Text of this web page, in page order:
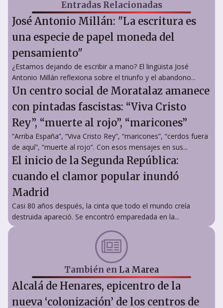
Entradas Relacionadas
José Antonio Millán: "La escritura es
una especie de papel moneda del
pensamiento"
¿Estamos dejando de escribir a mano? El lingüista José
Antonio Millán reflexiona sobre el triunfo y el abandono...
Un centro social de Moratalaz amanece
con pintadas fascistas: “Viva Cristo
Rey”, “muerte al rojo”, “maricones”
“Arriba España”, “Viva Cristo Rey”, “maricones”, “cerdos fuera
de aquí”, “muerte al rojo”. Con esos mensajes en sus...
El inicio de la Segunda República:
cuando el clamor popular inundó
Madrid
Casi 80 años después, la cinta que todo el mundo creía
destruida apareció. Se encontró emparedada en la...
También en La Marea
Alcalá de Henares, epicentro de la
nueva ‘colonización’ de los centros de